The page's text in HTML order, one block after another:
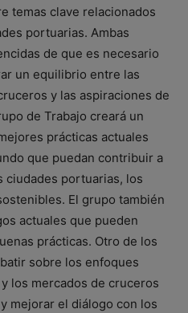
temas clave relacionados
portuarias. Ambas
de que es necesario
un equilibrio entre las
y las aspiraciones de
de Trabajo creará un
prácticas actuales
que puedan contribuir a
ciudades portuarias, los
El grupo también
actuales que pueden
prácticas. Otro de los
sobre los enfoques
los mercados de cruceros
mejorar el diálogo con los